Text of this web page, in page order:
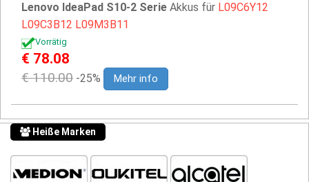
Lenovo IdeaPad S10-2 Serie Akkus für L09C6Y12
L09C3B12 L09M3B11
Vorrätig
€ 78.08
€ 110.00 -25% Mehr info
Heiße Marken